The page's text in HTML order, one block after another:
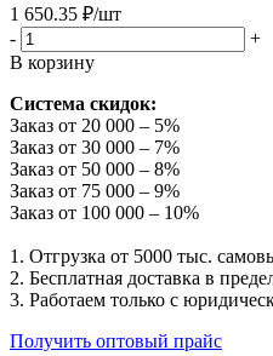
1 650.35 ₽/шт
-
+
В корзину
Система скидок:
Заказ от 20 000 – 5%
Заказ от 30 000 – 7%
Заказ от 50 000 – 8%
Заказ от 75 000 – 9%
Заказ от 100 000 – 10%
1. Отгрузка от 5000 тыс.
2. Бесплатная доставка в
3. Работаем только с
Получить оптовый прайс